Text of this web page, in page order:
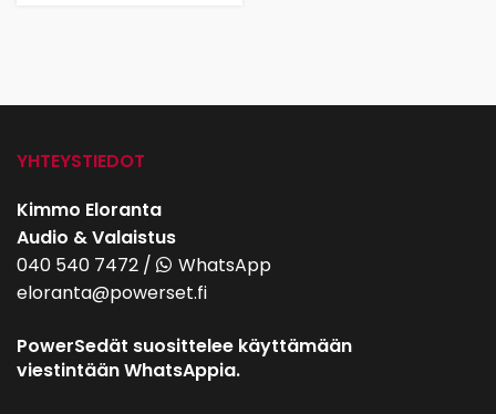
YHTEYSTIEDOT
Kimmo Eloranta
Audio & Valaistus
040 540 7472 /
WhatsApp
eloranta@powerset.fi
PowerSedät suosittelee käyttämään
viestintään WhatsAppia.